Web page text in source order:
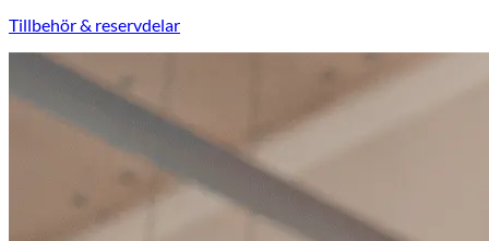
Tillbehör & reservdelar